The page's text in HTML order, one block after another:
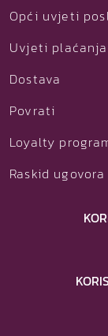
Opći uvjeti
Uvjeti plaćanja
Dostava
Povrati
Loyalty
Raskid ugovora